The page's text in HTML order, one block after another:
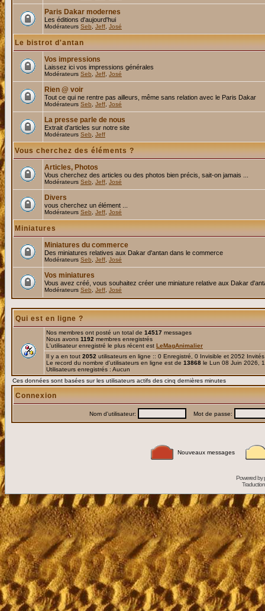
Paris Dakar modernes
Les éditions d'aujourd'hui
Modérateurs Seb Jeff José
Le bistrot d'antan
Vos impressions
Laissez ici vos impressions générales
Modérateurs Seb Jeff José
Rien @ voir
Tout ce qui ne rentre pas ailleurs, même sans relation avec le Paris Dakar
Modérateurs Seb Jeff José
La presse parle de nous
Extrait d'articles sur notre site
Modérateurs Seb Jeff
Vous cherchez des éléments ?
Articles, Photos
Vous cherchez des articles ou des photos bien précis, sait-on jamais ...
Modérateurs Seb Jeff José
Divers
vous cherchez un élément ...
Modérateurs Seb Jeff José
Miniatures
Miniatures du commerce
Des miniatures relatives aux Dakar d'antan dans le commerce
Modérateurs Seb Jeff José
Vos miniatures
Vous avez créé, vous souhaitez créer une miniature relative aux Dakar
Modérateurs Seb Jeff José
Qui est en ligne ?
Nos membres ont posté un total de 14517 messages
Nous avons 1192 membres enregistrés
L'utilisateur enregistré le plus récent est LeMagAnimalier
Il y a en tout 2052 utilisateurs en ligne :: 0 Enregistré, 0 Invisible et 2052
Le record du nombre d'utilisateurs en ligne est de 13868 le Lun 08 Juin 2026,
Utilisateurs enregistrés : Aucun
Ces données sont basées sur les utilisateurs actifs des cinq dernières minutes
Connexion
Nom d'utilisateur: Mot de passe:
Nouveaux messages
Powered by